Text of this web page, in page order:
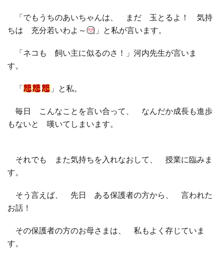
「でもうちのあいちゃんは、 まだ 玉とるよ！ 気持
ちは 充分若いわよ～
」と私が言います。
「ネコも 飼い主に似るのさ！」河内先生が言いま
す。
「 」と私。
毎日 こんなことを言い合って、 なんだか成長も進歩
もないと 嘆いてしまいます。
それでも また気持ちを入れなおして、 授業に臨みま
す。
そう言えば、 先日 ある保護者の方から、 言われた
お話！
その保護者の方のお母さまは、 私もよく存じていま
す。